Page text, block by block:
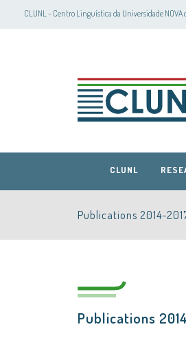
CLUNL - Centro Linguística da Universidade NOVA
CLUNL
CLUNL
Publications 2014-
Publications